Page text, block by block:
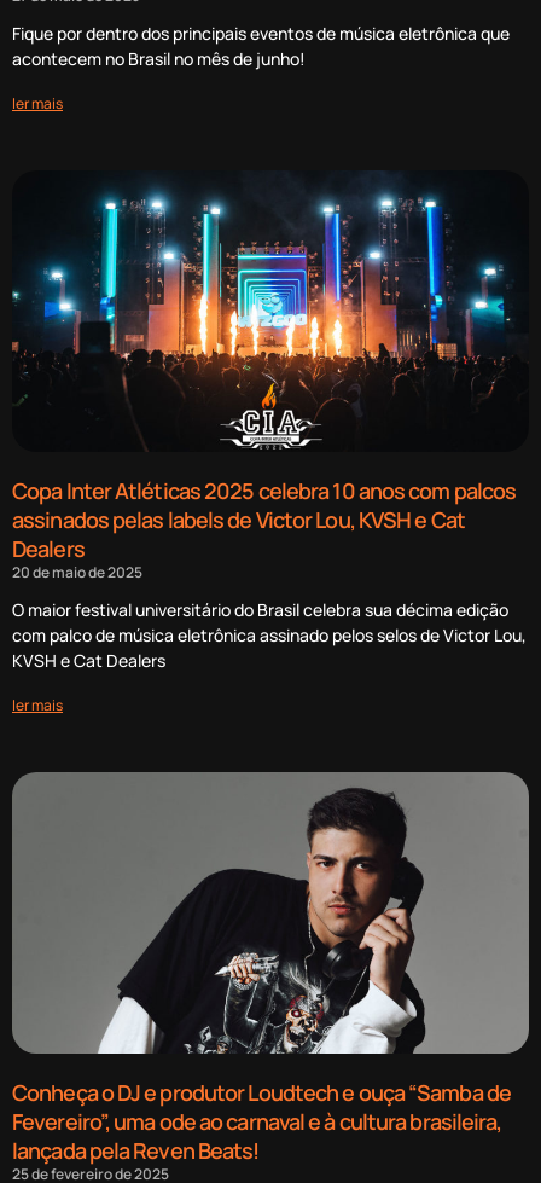
Fique por dentro dos principais eventos de música eletrônica que
acontecem no Brasil no mês de junho!
ler mais
Copa Inter Atléticas 2025 celebra 10 anos com palcos
assinados pelas labels de Victor Lou, KVSH e Cat
Dealers
20 de maio de 2025
O maior festival universitário do Brasil celebra sua décima edição
com palco de música eletrônica assinado pelos selos de Victor Lou,
KVSH e Cat Dealers
ler mais
Conheça o DJ e produtor Loudtech e ouça “Samba de
Fevereiro”, uma ode ao carnaval e à cultura brasileira,
lançada pela Reven Beats!
25 de fevereiro de 2025